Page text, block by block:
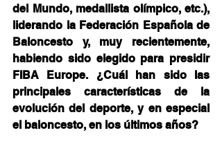
del Mundo, medallista olímpico, etc.),
liderando la Federación Española de
Baloncesto y, muy recientemente,
habiendo sido elegido para presidir
FIBA Europe. ¿Cuál han sido las
principales características de la
evolución del deporte, y en especial
el baloncesto, en los últimos años?